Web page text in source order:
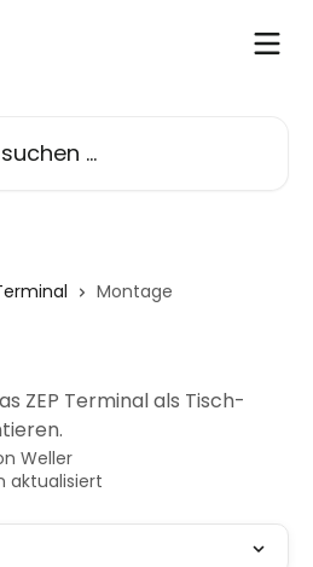
Montage
ZEP Terminal als Tisch-
Weller
aktualisiert